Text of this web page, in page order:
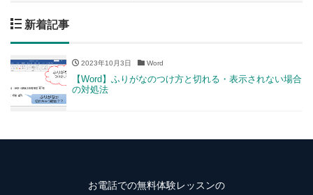
新着記事
2023年10月3日 Word
【Word】ふりがなのつけ方と切れる・表示されない場合
の対処法
お電話での無料体験レッスンの